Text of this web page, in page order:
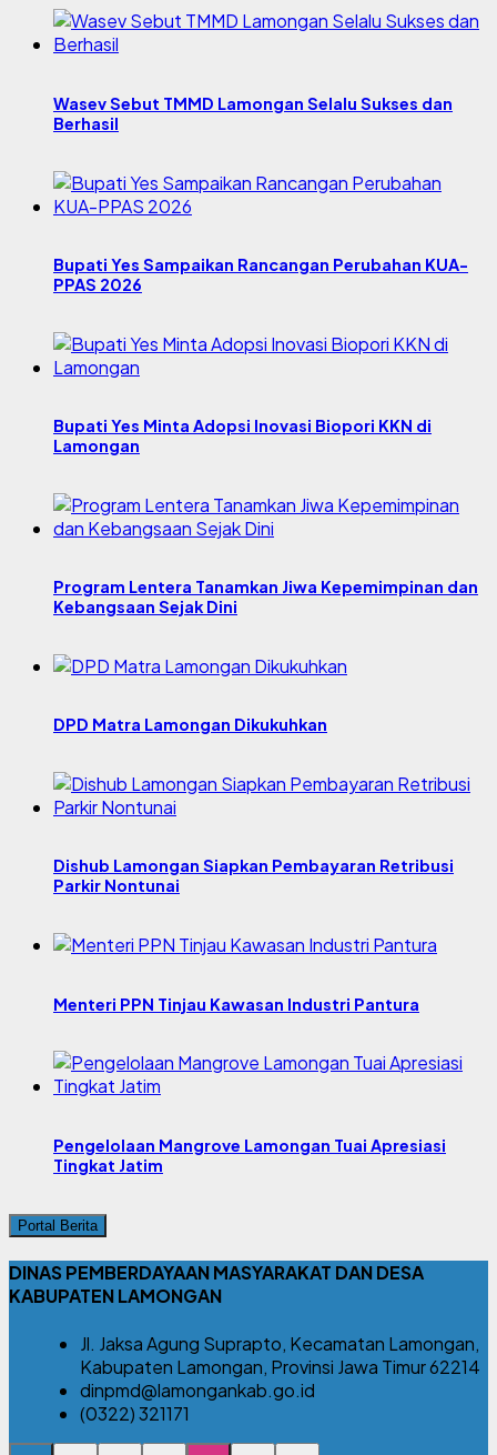
Wasev Sebut TMMD Lamongan Selalu Sukses dan
Berhasil
Bupati Yes Sampaikan Rancangan Perubahan KUA-
PPAS 2026
Bupati Yes Minta Adopsi Inovasi Biopori KKN di
Lamongan
Program Lentera Tanamkan Jiwa Kepemimpinan dan
Kebangsaan Sejak Dini
DPD Matra Lamongan Dikukuhkan
Dishub Lamongan Siapkan Pembayaran Retribusi
Parkir Nontunai
Menteri PPN Tinjau Kawasan Industri Pantura
Pengelolaan Mangrove Lamongan Tuai Apresiasi
Tingkat Jatim
Portal Berita
DINAS PEMBERDAYAAN MASYARAKAT DAN DESA
KABUPATEN LAMONGAN
Jl. Jaksa Agung Suprapto, Kecamatan Lamongan,
Kabupaten Lamongan, Provinsi Jawa Timur 62214
dinpmd@lamongankab.go.id
(0322) 321171